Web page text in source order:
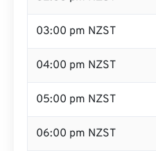
03:00 pm NZST
04:00 pm NZST
05:00 pm NZST
06:00 pm NZST